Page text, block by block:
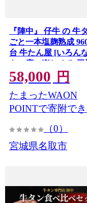
『陣中』 仔牛 の 牛
ごと一本塩麹熟成
台 牛たん屋 [いろん
を一度に楽しめる 厚
牛タン]
58,000 円
たまったWAON
POINTで寄附でき
（0）
宮城県名取市